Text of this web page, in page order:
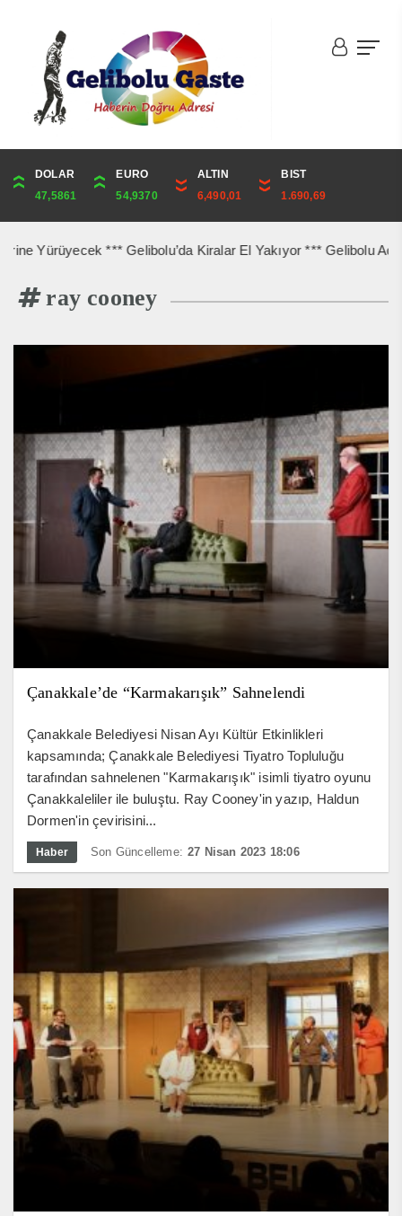
DOLAR
47,5861
EURO
54,9370
ALTIN
6,490,01
BIST
1.690,69
ONS
4,241,13
ALTIN
6,490,01
ÇEYREK
10,611,16
CUMHURİYET
43,869,00
*** Gelibolu’da Kiralar El Yakıyor *** Gelibolu
ray cooney
Çanakkale’de “Karmakarışık” Sahnelendi
Çanakkale Belediyesi Nisan Ayı Kültür Etkinlikleri
kapsamında; Çanakkale Belediyesi Tiyatro Topluluğu
tarafından sahnelenen "Karmakarışık" isimli tiyatro oyunu
Çanakkaleliler ile buluştu. Ray Cooney'in yazıp, Haldun
Dormen'in çevirisini...
Haber Son Güncelleme: 27 Nisan 2023 18:06